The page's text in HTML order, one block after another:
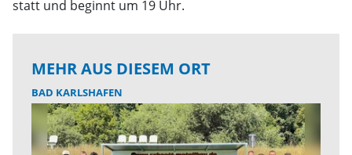
statt und beginnt um 19 Uhr.
MEHR AUS DIESEM ORT
BAD KARLSHAFEN